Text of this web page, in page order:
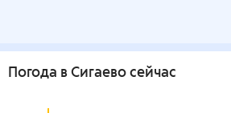
Погода в Сигаево сейчас